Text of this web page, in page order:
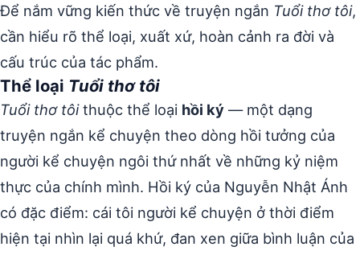
Để nắm vững kiến thức về truyện ngắn Tuổi thơ tôi,
cần hiểu rõ thể loại, xuất xứ, hoàn cảnh ra đời và
cấu trúc của tác phẩm.
Thể loại Tuổi thơ tôi
Tuổi thơ tôithuộc thể loại hồi ký — một dạng
truyện ngắn kể chuyện theo dòng hồi tưởng của
người kể chuyện ngôi thứ nhất về những kỷ niệm
thực của chính mình. Hồi ký của Nguyễn Nhật Ánh
có đặc điểm: cái tôi người kể chuyện ở thời điểm
hiện tại nhìn lại quá khứ, đan xen giữa bình luận của